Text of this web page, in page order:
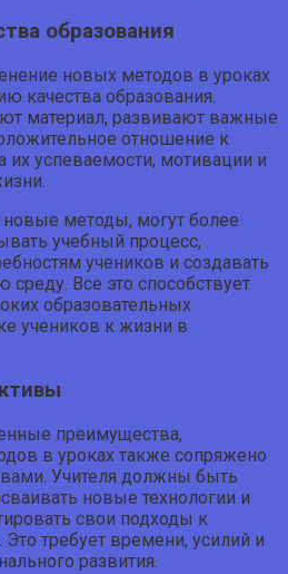
образования
новых методов в уроках
качества образования.
материал, развивают важные
отношение к
их успеваемости, мотивации и
методы, могут более
учебный процесс,
учеников и создавать
Все это способствует
образовательных
учеников к жизни в
преимущества,
в уроках также сопряжено
Учителя должны быть
новые технологии и
свои подходы к
требует времени, усилий и
развития.